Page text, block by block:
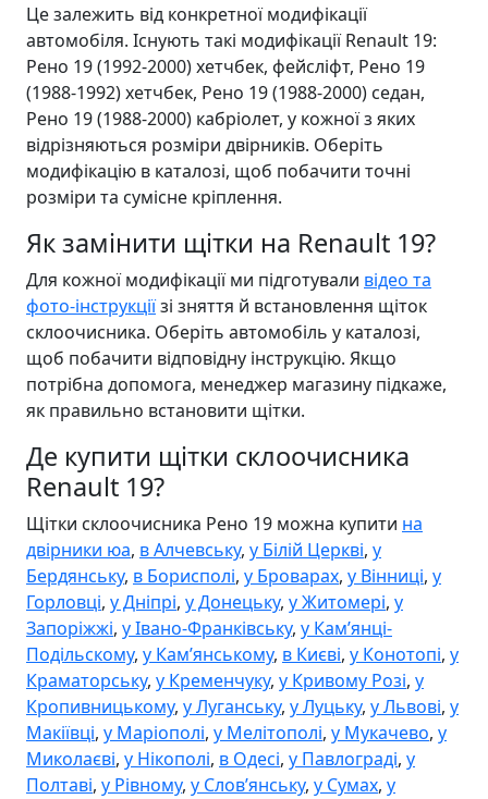
Це залежить від конкретної модифікації
автомобіля. Існують такі модифікації Renault 19:
Рено 19 (1992-2000) хетчбек, фейсліфт, Рено 19
(1988-1992) хетчбек, Рено 19 (1988-2000) седан,
Рено 19 (1988-2000) кабріолет, у кожної з яких
відрізняються розміри двірників. Оберіть
модифікацію в каталозі, щоб побачити точні
розміри та сумісне кріплення.
Як замінити щітки на Renault 19?
Для кожної модифікації ми підготували відео та
фото-інструкціїзі зняття й встановлення щіток
склоочисника. Оберіть автомобіль у каталозі,
щоб побачити відповідну інструкцію. Якщо
потрібна допомога, менеджер магазину підкаже,
як правильно встановити щітки.
Де купити щітки склоочисника
Renault 19?
Щітки склоочисника Рено 19 можна купити на
двірники юа, в Алчевську, у Білій Церкві, у
Бердянську, в Борисполі, у Броварах, у Вінниці, у
Горловці, у Дніпрі, у Донецьку, у Житомері, у
Запоріжжі, у Івано-Франківську, у Камʼянці-
Подільскому, у Камʼянському, в Києві, у Конотопі, у
Краматорську, у Кременчуку, у Кривому Розі, у
Кропивницькому, у Луганську, у Луцьку, у Львові, у
Макіївці, у Маріополі, у Мелітополі, у Мукачево, у
Миколаєві, у Нікополі, в Одесі, у Павлограді, у
Полтаві, у Рівному, у Словʼянську, у Сумах, у